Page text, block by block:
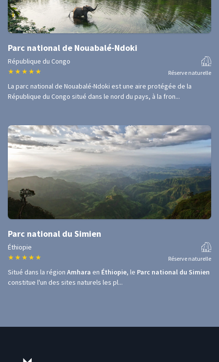
Parc national de Nouabalé-Ndoki
République du Congo
★ ★ ★ ★ ★ Réserve naturelle
La parc national de Nouabalé-Ndoki est une aire protégée de la
République du Congo situé dans le nord du pays, à la fron...
Parc national du Simien
Éthiopie
★ ★ ★ ★ ★ Réserve naturelle
Situé dans la région Amhara en Éthiopie, le Parc national du Simien
constitue l'un des sites naturels les pl...